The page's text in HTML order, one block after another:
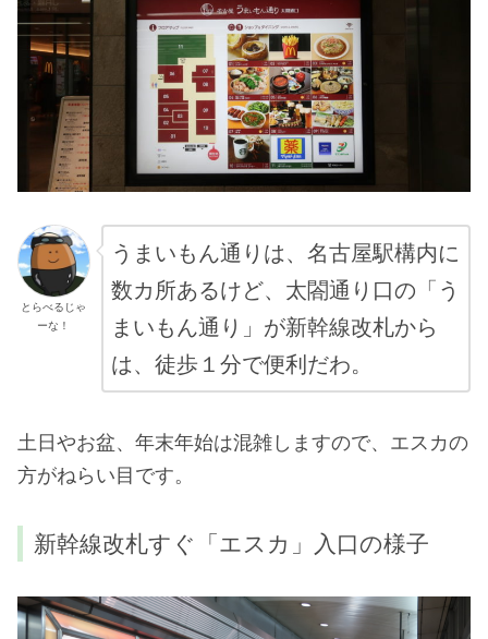
とらべるじゃ
ーな！
うまいもん通りは、名古屋駅構内に
数カ所あるけど、太閤通り口の「う
まいもん通り」が新幹線改札から
は、徒歩１分で便利だわ。
土日やお盆、年末年始は混雑しますので、エスカの
方がねらい目です。
新幹線改札すぐ「エスカ」入口の様子